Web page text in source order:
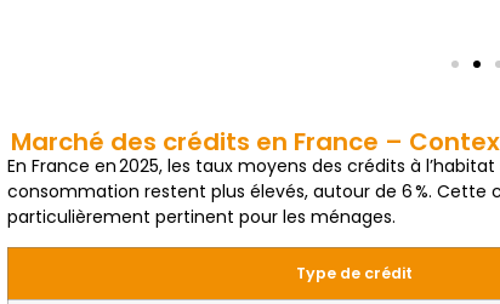
Marché des crédits en France –
En France en 2025, les taux moyens des crédits à
consommation restent plus élevés, autour de 6 %.
particulièrement pertinent pour les ménages.
Type de crédit